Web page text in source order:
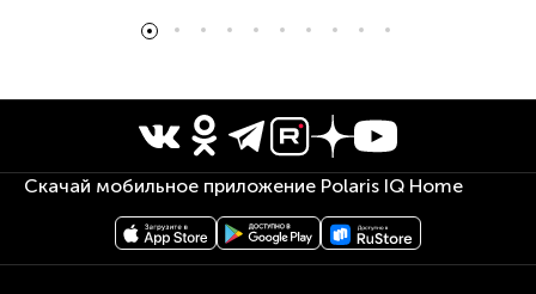
Скачай мобильное приложение Polaris IQ Home